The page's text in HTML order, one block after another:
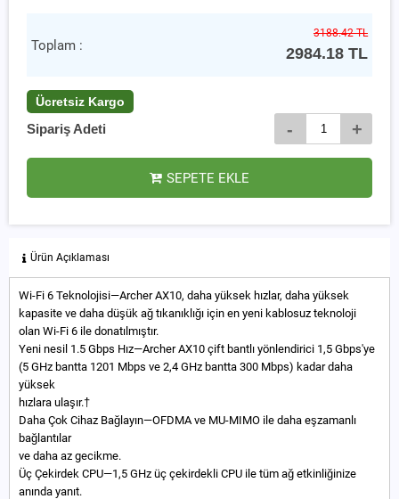
Toplam :
3188.42 TL
2984.18 TL
Ücretsiz Kargo
Sipariş Adeti - +
SEPETE EKLE
Ürün Açıklaması
Wi-Fi 6 Teknolojisi—Archer AX10, daha yüksek hızlar, daha yüksek
kapasite ve daha düşük ağ tıkanıklığı için en yeni kablosuz teknoloji
olan Wi-Fi 6 ile donatılmıştır.
Yeni nesil 1.5 Gbps Hız—Archer AX10 çift bantlı yönlendirici 1,5 Gbps'ye
(5 GHz bantta 1201 Mbps ve 2,4 GHz bantta 300 Mbps) kadar daha
yüksek
hızlara ulaşır.†
Daha Çok Cihaz Bağlayın—OFDMA ve MU-MIMO ile daha eşzamanlı
bağlantılar
ve daha az gecikme.
Üç Çekirdek CPU—1,5 GHz üç çekirdekli CPU ile tüm ağ etkinliğinize
anında yanıt.